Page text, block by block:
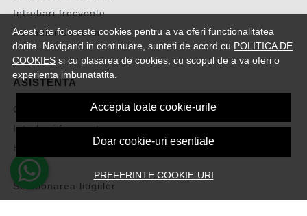
Acest site foloseste cookies pentru a va oferi functionalitatea
dorita. Navigand in continuare, sunteti de acord cu POLITICA DE
COOKIES si cu plasarea de cookies, cu scopul de a va oferi o
experienta imbunatatita.
Accepta toate cookie-urile
Doar cookie-uri esentiale
PREFERINTE COOKIE-URI
Intrebari frecvente
Formular de retur
ASISTENTA
Contacteaza-ne
Intrebari frecvente
Harta site
ANPC
Solutionarea litigiilor